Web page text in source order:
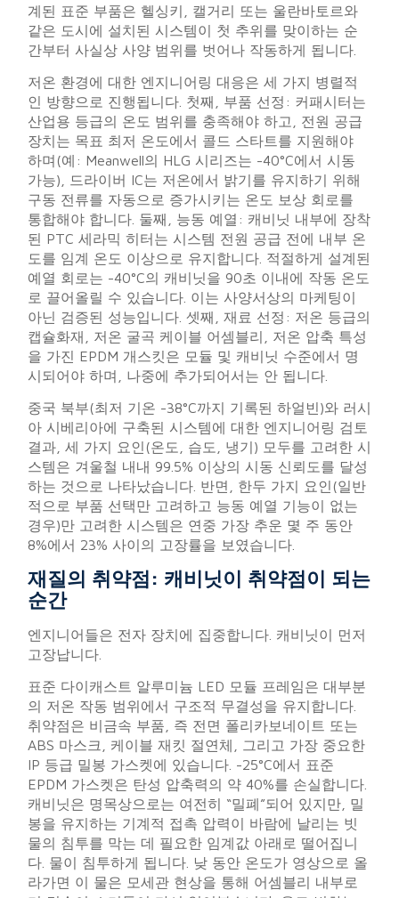
계된 표준 부품은 헬싱키, 캘거리 또는 울란바토르와
같은 도시에 설치된 시스템이 첫 추위를 맞이하는 순
간부터 사실상 사양 범위를 벗어나 작동하게 됩니다.
저온 환경에 대한 엔지니어링 대응은 세 가지 병렬적
인 방향으로 진행됩니다. 첫째, 부품 선정: 커패시터는
산업용 등급의 ​​온도 범위를 충족해야 하고, 전원 공급
장치는 목표 최저 온도에서 콜드 스타트를 지원해야
하며(예: Meanwell의 HLG 시리즈는 -40°C에서 시동
가능), 드라이버 IC는 저온에서 밝기를 유지하기 위해
구동 전류를 자동으로 증가시키는 온도 보상 회로를
통합해야 합니다. 둘째, 능동 예열: 캐비닛 내부에 장착
된 PTC 세라믹 히터는 시스템 전원 공급 전에 내부 온
도를 임계 온도 이상으로 유지합니다. 적절하게 설계된
예열 회로는 -40°C의 캐비닛을 90초 이내에 작동 온도
로 끌어올릴 수 있습니다. 이는 사양서상의 마케팅이
아닌 검증된 성능입니다. 셋째, 재료 선정: 저온 등급의
캡슐화재, 저온 굴곡 케이블 어셈블리, 저온 압축 특성
을 가진 EPDM 개스킷은 모듈 및 캐비닛 수준에서 명
시되어야 하며, 나중에 추가되어서는 안 됩니다.
중국 북부(최저 기온 -38°C까지 기록된 하얼빈)와 러시
아 시베리아에 구축된 시스템에 대한 엔지니어링 검토
결과, 세 가지 요인(온도, 습도, 냉기) 모두를 고려한 시
스템은 겨울철 내내 99.5% 이상의 시동 신뢰도를 달성
하는 것으로 나타났습니다. 반면, 한두 가지 요인(일반
적으로 부품 선택만 고려하고 능동 예열 기능이 없는
경우)만 고려한 시스템은 연중 가장 추운 몇 주 동안
8%에서 23% 사이의 고장률을 보였습니다.
재질의 취약점: 캐비닛이 취약점이 되는
순간
엔지니어들은 전자 장치에 집중합니다. 캐비닛이 먼저
고장납니다.
표준 다이캐스트 알루미늄 LED 모듈 프레임은 대부분
의 저온 작동 범위에서 구조적 무결성을 유지합니다.
취약점은 비금속 부품, 즉 전면 폴리카보네이트 또는
ABS 마스크, 케이블 재킷 절연체, 그리고 가장 중요한
IP 등급 밀봉 가스켓에 있습니다. -25°C에서 표준
EPDM 가스켓은 탄성 압축력의 약 40%를 손실합니다.
캐비닛은 명목상으로는 여전히 “밀폐”되어 있지만, 밀
봉을 유지하는 기계적 접촉 압력이 바람에 날리는 빗
물의 침투를 막는 데 필요한 임계값 아래로 떨어집니
다. 물이 침투하게 됩니다. 낮 동안 온도가 영상으로 올
라가면 이 물은 모세관 현상을 통해 어셈블리 내부로